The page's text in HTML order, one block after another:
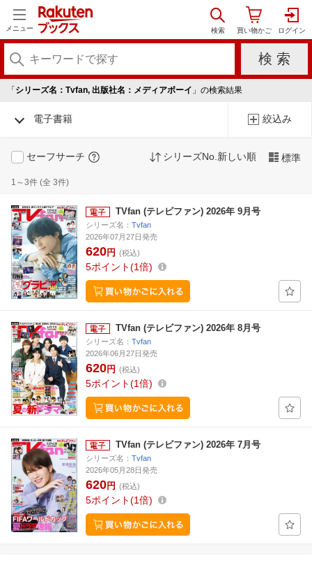
メニュー
「 シリーズ名：Tvfan, 出版社名：メディアボーイ 」の検索結果
電子書籍 絞込み
セーフサーチ シリーズNo.新しい順 標準
1～3件 (全 3件)
TVfan (テレビファン) 2026年 9月号
シリーズ名： Tvfan
2026年07月27日発売
620円 (税込)
5ポイント 1倍
TVfan (テレビファン) 2026年 8月号
シリーズ名： Tvfan
2026年06月27日発売
620円 (税込)
5ポイント 1倍
TVfan (テレビファン) 2026年 7月号
シリーズ名： Tvfan
2026年05月28日発売
620円 (税込)
5ポイント 1倍